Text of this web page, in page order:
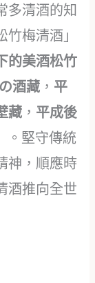
多清酒的知
梅清酒」
的美酒松竹
酒藏 ， 平
藏 ， 平成後
。堅守傳統
神，順應時
酒推向全世